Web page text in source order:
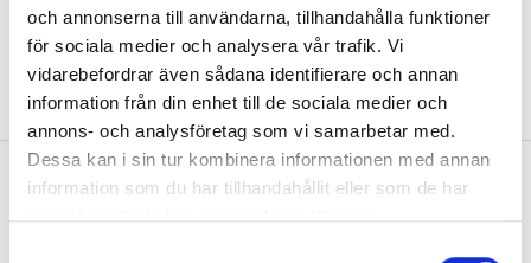
och annonserna till användarna, tillhandahålla funktioner
för sociala medier och analysera vår trafik. Vi
vidarebefordrar även sådana identifierare och annan
information från din enhet till de sociala medier och
annons- och analysföretag som vi samarbetar med.
Dessa kan i sin tur kombinera informationen med annan
information som du har tillhandahållit eller som de har
samlat in när du har använt deras tjänster.
DEBATT”Ska jag som förskollärare duka,
damma, snygga upp i hallen, svara i telefon
eller ska jag vara närvarande tillsammans
med barnen?”
”Vad säger det om skolan när allt fler